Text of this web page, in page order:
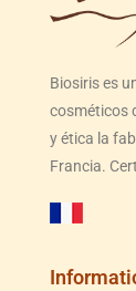
Biosiris es
cosméticos
y ética la
Francia.